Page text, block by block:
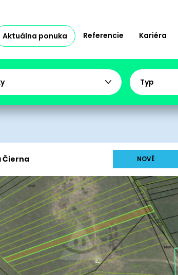
Aktuálna ponuka Referencie Kariéra
Typ
Čierna NOVÉ